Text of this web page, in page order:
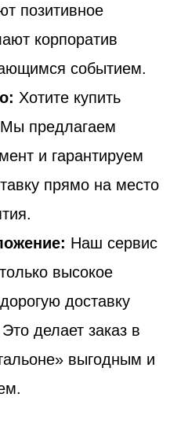
позитивное
корпоратив
событием.
Хотите купить
предлагаем
и гарантируем
прямо на место
Наш сервис
высокое
доставку
делает заказ в
выгодным и